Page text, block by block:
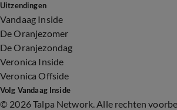
Uitzendingen
Vandaag Inside
De Oranjezomer
De Oranjezondag
Veronica Inside
Veronica Offside
Volg Vandaag Inside
© 2026 Talpa Network. Alle rechten